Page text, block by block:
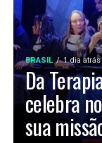
BRASIL 1 dia atrás
Da
celebra
sua